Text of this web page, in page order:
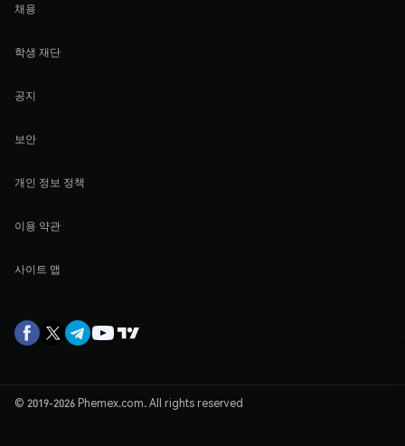
채용
학생 재단
공지
보안
개인 정보 정책
이용 약관
사이트 맵
© 2019-2026 Phemex.com. All rights reserved